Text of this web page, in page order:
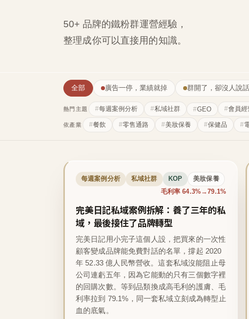
50+ 品牌的鐵粉群運營經驗，
整理成你可以直接用的知識。
全部 廣告一停，業績就掉 群開了，卻沒人說話
熱門主題 每週案例分析 私域社群 GEO 會員經
依產業 餐飲 零售通路 美妝保養 保健品
每週案例分析 私域社群 KOP 美妝保養
毛利率 64.3%→79.1%
完美日記私域案例拆解：養了三年的私
域，最後接住了品牌轉型
完美日記用小完子這個人設，把買來的一次性
顧客變成品牌能免費對話的名單，撐起 2020
年 52.33 億人民幣營收。這套私域沒能阻止母
公司連虧五年，因為它能動的只有三個數字裡
的回購次數。等到品類換成高毛利的護膚、毛
利率拉到 79.1%，同一套私域立刻成為轉型止
血的底氣。